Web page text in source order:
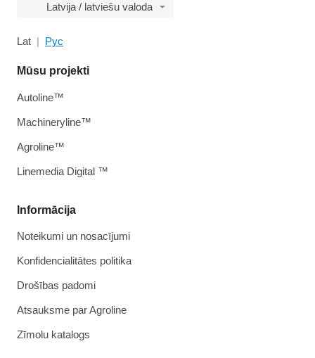
Latvija / latviešu valoda
Lat Рус
Informācija
Noteikumi un nosacījumi
Konfidencialitātes politika
Drošības padomi
Atsauksme par Agroline
Zīmolu katalogs
Mūsu projekti
Autoline™
Machineryline™
Agroline™
Linemedia Digital ™